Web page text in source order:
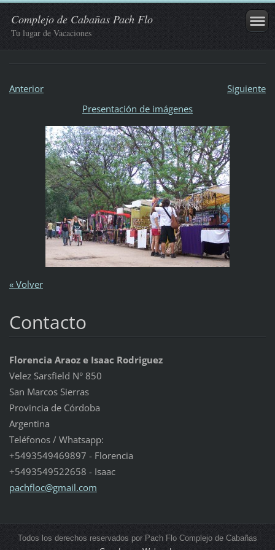
Complejo de Cabañas Pach Flo
Tu lugar de Vacaciones
Anterior
Siguiente
Presentación de imágenes
« Volver
Contacto
Florencia Araoz e Isaac Rodriguez
Velez Sarsfield N° 850
San Marcos Sierras
Provincia de Córdoba
Argentina
Teléfonos / Whatsapp:
+5493549469897 - Florencia
+5493549522658 - Isaac
pachfloc@gmail.com
Todos los derechos reservados por Pach Flo Complejo de Cabañas